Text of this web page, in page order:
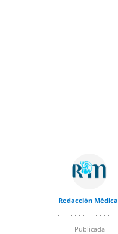
Redacción Médica
Publicada